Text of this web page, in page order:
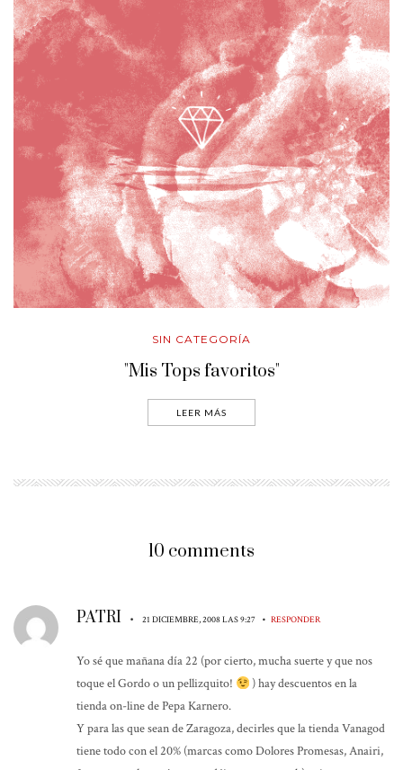
SIN CATEGORÍA
"Mis Tops favoritos"
LEER MÁS
10 comments
PATRI • 21 DICIEMBRE, 2008 LAS 9:27 • RESPONDER
Yo sé que mañana día 22 (por cierto, mucha suerte y que nos
toque el Gordo o un pellizquito!
) hay descuentos en la
tienda on-line de Pepa Karnero.
Y para las que sean de Zaragoza, decirles que la tienda Vanagod
tiene todo con el 20% (marcas como Dolores Promesas, Anairi,